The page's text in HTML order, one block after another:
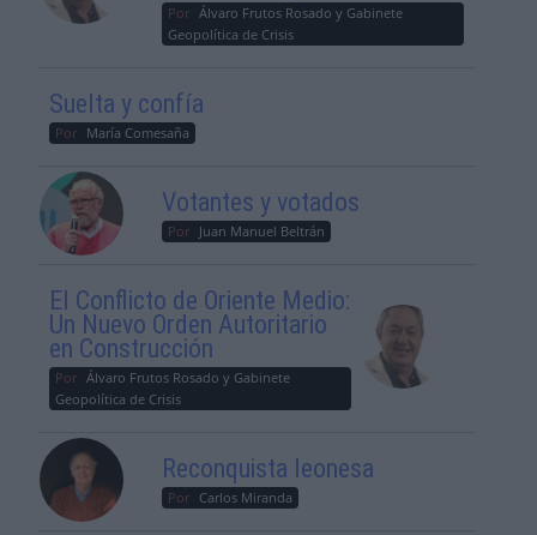
Por Álvaro Frutos Rosado y Gabinete
Geopolítica de Crisis
Suelta y confía
Por María Comesaña
Votantes y votados
Por Juan Manuel Beltrán
El Conflicto de Oriente Medio:
Un Nuevo Orden Autoritario
en Construcción
Por Álvaro Frutos Rosado y Gabinete
Geopolítica de Crisis
Reconquista leonesa
Por Carlos Miranda